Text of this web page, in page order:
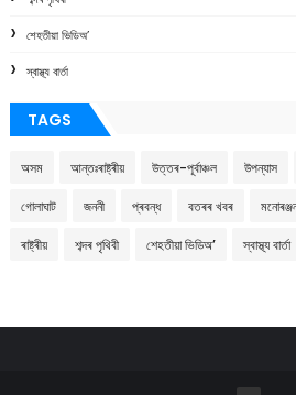
শেহতীয়া ভিডিঅ’
স্বাস্থ্য বাৰ্তা
TAGS
অসম আন্তঃৰাষ্ট্ৰীয় উত্তৰ-পূৰ্বাঞ্চল উপন্যাস
গোলাঘাট জননী প্ৰবন্ধ বতৰৰ খবৰ
ৰাষ্ট্ৰীয় শব্দৰ পৃথিবী শেহতীয়া ভিডিঅ’ স্বাস্থ্য বাৰ্তা